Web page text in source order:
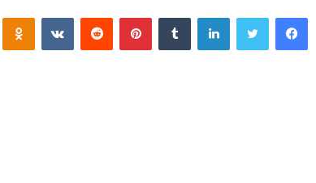
فيسبوك لينكدإن بينتيريست